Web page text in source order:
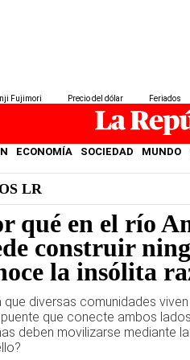
Fujimori Precio del dólar Feriados
ECONOMÍA SOCIEDAD MUNDO
LR
qué en el río
construir
la insólita
que diversas comunidades
puente que conecte ambos
deben movilizarse mediante